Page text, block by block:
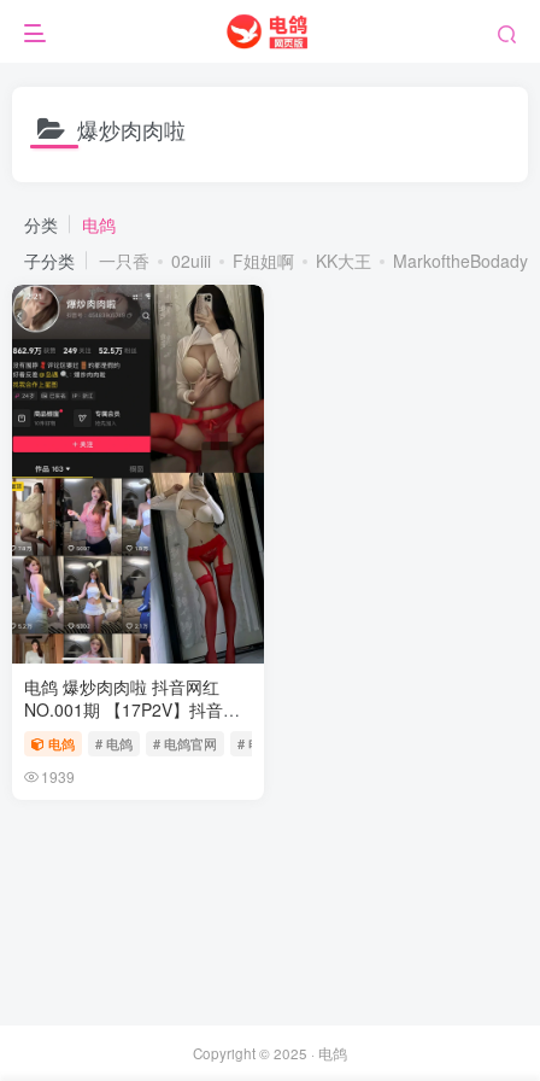
爆炒肉肉啦
分类
电鸽
子分类
一只香 02uiii F姐姐啊 KK大王 MarkoftheBodady
电鸽 爆炒肉肉啦 抖音网红
NO.001期 【17P2V】抖音完
整版合集
电鸽 # 电鸽 # 电鸽官网 # 电鸽app
1939
Copyright © 2025 · 电鸽